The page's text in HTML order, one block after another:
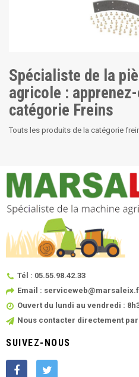
Spécialiste de la
agricole :
catégorie Freins
Touts les produits de la catégorie
Tél : 05.55.98.42.33
Email :
Ouvert du lundi au vendredi :
Nous contacter directement
SUIVEZ-NOUS